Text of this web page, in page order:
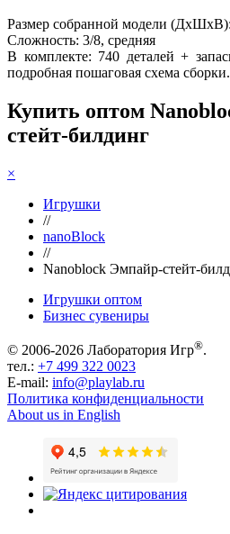
Размер собранной модели
Сложность: 3/8, средняя
В комплекте: 740 деталей +
подробная пошаговая схема сборки.
Купить оптом
стейт-билдинг
×
Игрушки
//
nanoBlock
//
Nanoblock Эмпайр-стейт-
Игрушки оптом
Бизнес сувениры
© 2006-2026 Лаборатория Игр®.
тел.: +7 499 322 0023
E-mail: info@playlab.ru
Политика конфиденциальности
About us in English